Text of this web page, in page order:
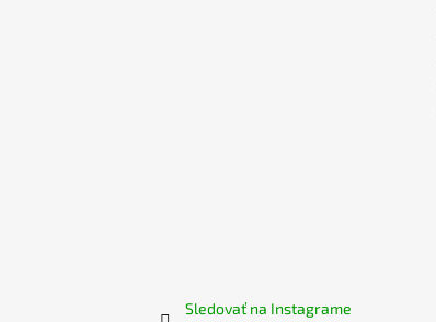
Sledovať na Instagrame